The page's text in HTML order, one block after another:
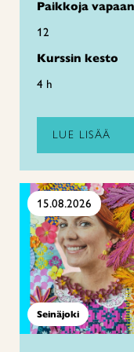
Paikkoja
12
Kurssin kesto
4 h
LUE LISÄÄ
15.08.2026
Seinäjoki